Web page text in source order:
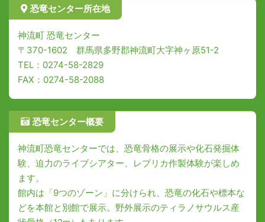
恐竜センター所在地
神流町 恐竜センター
〒370-1602 群馬県多野郡神流町大字神ヶ原51-2
TEL：0274-58-2829
FAX：0274-58-2088
恐竜センター概要
神流町恐竜センターでは、恐竜骨格の展示や化石発掘体
験、迫力のライブシアター、レプリカ作製体験が楽しめ
ます。
館内は「9つのゾーン」に分けられ、恐竜の化石や標本な
どを本館と別館で展示。野外展示のティラノサウルス産